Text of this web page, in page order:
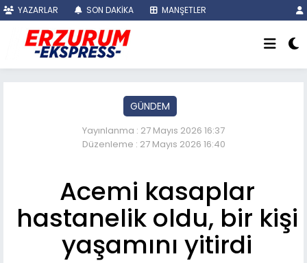
YAZARLAR SON DAKİKA MANŞETLER
GÜNDEM
Yayınlanma : 27 Mayıs 2026 16:37
Düzenleme : 27 Mayıs 2026 16:40
Acemi kasaplar
hastanelik oldu, bir kişi
yaşamını yitirdi